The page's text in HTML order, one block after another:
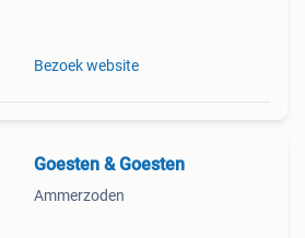
Bezoek website
Goesten & Goesten
Ammerzoden